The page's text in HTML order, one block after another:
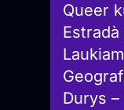
Queer
Durys